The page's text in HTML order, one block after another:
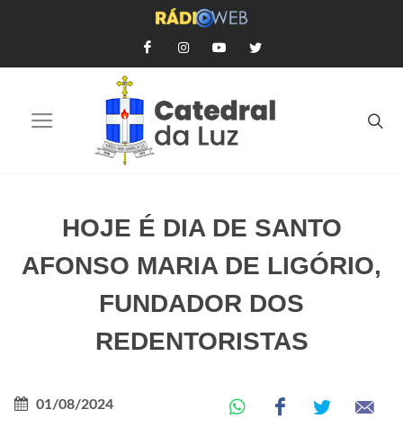
HOJE É DIA DE SANTO
AFONSO MARIA DE LIGÓRIO,
FUNDADOR DOS
REDENTORISTAS
01/08/2024